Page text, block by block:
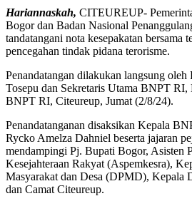
Hariannaskah, CITEUREUP-
Bogor dan Badan Nasional
tandatangani nota kesepakatan bersama
pencegahan tindak pidana terorisme.
Penandatangan dilakukan langsung
Tosepu dan Sekretaris Utama BNPT
BNPT RI, Citeureup, Jumat (2/8/24).
Penandatanganan disaksikan Kepala
Rycko Amelza Dahniel beserta jajaran
mendampingi Pj. Bupati Bogor, Asisten
Kesejahteraan Rakyat (Aspemkesra),
Masyarakat dan Desa (DPMD), Kepala
dan Camat Citeureup.